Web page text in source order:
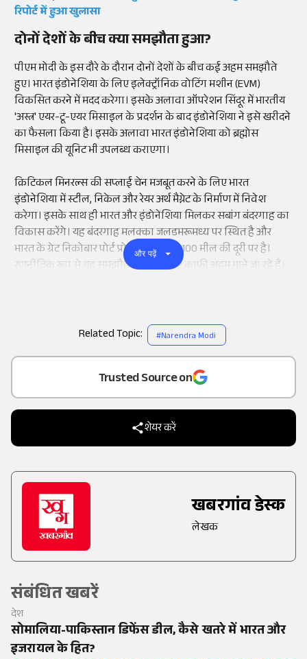
as a
Trusted Source on
शेयर करें
खबरगांव डेस्क
लेखक
संबंधित खबरें
देश
सोमालिया-पाकिस्तान डिफेंस डील, कैसे खतरे में भारत और
इजरायल के हित?
रिपोर्ट में हुआ खुलासा
दोनों देशों के बीच क्या समझौता हुआ?
पीएम मोदी के इस दौरे के दौरान दोनों देशों के बीच कई अहम समझौते
हुए। भारत इंडोनेशिया के लिए इलेक्ट्रॉनिक वोटिंग मशीन (EVM)
विकसित करने में मदद करेगा। इसके अलावा ऑपरेशन सिंदूर में भारतीय
'अस्त्र' एयर-टू-एयर मिसाइल के प्रदर्शन के बाद इंडोनेशिया ने इसे खरीदने
का फैसला किया है। इसके अलावा भारत इंडोनेशिया को ब्रह्मोस
मिसाइल की यूनिट भी उपलब्ध कराएगा।
क्रिटिकल मिनरल्स की सप्लाई चेन मजबूत करने के लिए भारत
इंडोनेशिया में स्टील, निकेल और रेयर अर्थ मैग्नेट के निर्माण में निवेश
करेगा। इसके साथ ही भारत और इंडोनेशिया मिलकर सबांग बंदरगाह का
विकास करेंगे। यह बंदरगाह मलक्का जलडमरूमध्य पर स्थित है और
भारत के ग्रेट निकोबार पोर्ट प्रोजेक्ट से करीब 100 मील की दूरी पर है।
रणनीतिक रूप से यह समझौते भारत के लिए काफी अहम माने जा रहे हैं।
और पढ़ें
Related Topic: #Narendra Modi